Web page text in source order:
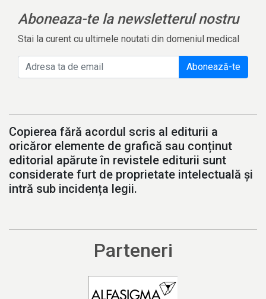
Aboneaza-te la newsletterul nostru
Stai la curent cu ultimele noutati din domeniul medical
Abonează-te
Copierea fără acordul scris al editurii a
oricăror elemente de grafică sau conținut
editorial apărute în revistele editurii sunt
considerate furt de proprietate intelectuală și
intră sub incidența legii.
Parteneri